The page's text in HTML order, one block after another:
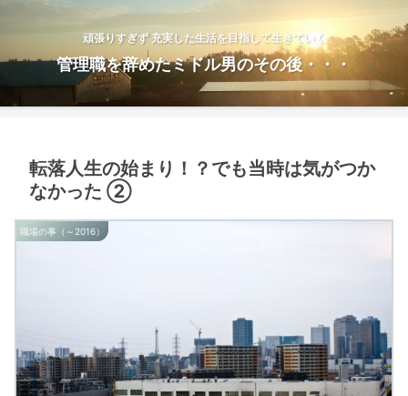
頑張りすぎず 充実した生活を目指して生きていく
管理職を辞めたミドル男のその後・・・
転落人生の始まり！？でも当時は気がつか
なかった ②
職場の事（～2016）